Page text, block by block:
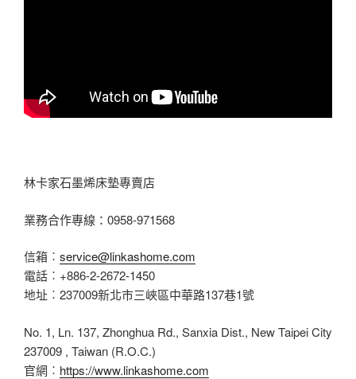
林卡家石墨烯床墊專賣店
業務合作專線：0958-971568
信箱︰ service@linkashome.com
電話︰+886-2-2672-1450
地址︰237009新北市三峽區中華路137巷1號
No. 1, Ln. 137, Zhonghua Rd., Sanxia Dist., New Taipei City
237009 , Taiwan (R.O.C.)
官網︰ https://www.linkashome.com